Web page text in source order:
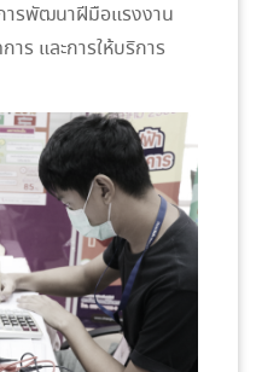
ารพัฒนาฝีมือแรงงาน
ร และการให้บริการ